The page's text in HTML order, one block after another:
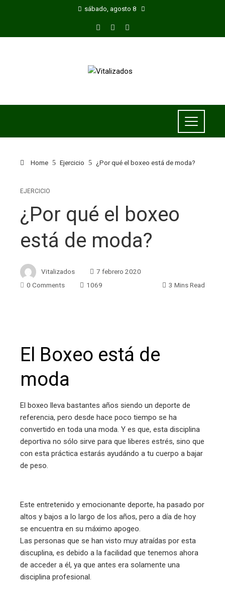
sábado, agosto 8
Home Ejercicio ¿Por qué el boxeo está de moda?
EJERCICIO
¿Por qué el boxeo
está de moda?
Vitalizados
7 febrero 2020
0 Comments
1069 3 Mins Read
El Boxeo está de
moda
El boxeo lleva bastantes años siendo un deporte de
referencia, pero desde hace poco tiempo se ha
convertido en toda una moda. Y es que, esta disciplina
deportiva no sólo sirve para que liberes estrés, sino que
con esta práctica estarás ayudándo a tu cuerpo a bajar
de peso.
Este entretenido y emocionante deporte, ha pasado por
altos y bajos a lo largo de los años, pero a día de hoy
se encuentra en su máximo apogeo.
Las personas que se han visto muy atraídas por esta
discuplina, es debido a la facilidad que tenemos ahora
de acceder a él, ya que antes era solamente una
disciplina profesional.